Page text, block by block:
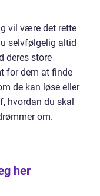
vil være det rette
selvfølgelig altid
deres store
for dem at finde
de kan løse eller
hvordan du skal
om.
her